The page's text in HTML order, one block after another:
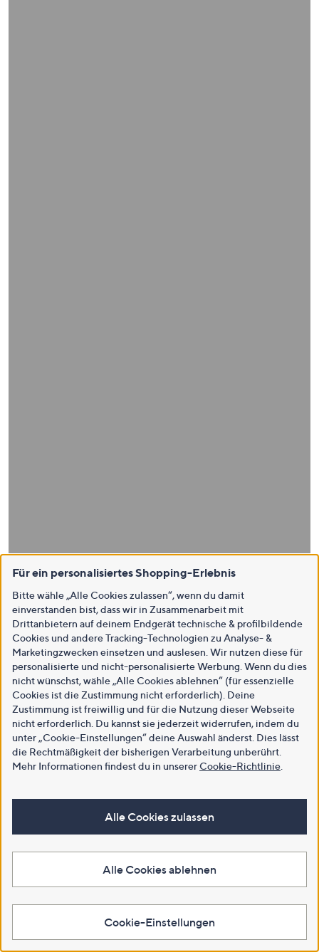
Für ein personalisiertes Shopping-Erlebnis
Bitte wähle „Alle Cookies zulassen“, wenn du damit
einverstanden bist, dass wir in Zusammenarbeit mit
Drittanbietern auf deinem Endgerät technische & profilbildende
Cookies und andere Tracking-Technologien zu Analyse- &
Marketingzwecken einsetzen und auslesen. Wir nutzen diese für
personalisierte und nicht-personalisierte Werbung. Wenn du dies
nicht wünschst, wähle „Alle Cookies ablehnen“ (für essenzielle
Cookies ist die Zustimmung nicht erforderlich). Deine
Zustimmung ist freiwillig und für die Nutzung dieser Webseite
nicht erforderlich. Du kannst sie jederzeit widerrufen, indem du
unter „Cookie-Einstellungen“ deine Auswahl änderst. Dies lässt
die Rechtmäßigkeit der bisherigen Verarbeitung unberührt.
Mehr Informationen findest du in unsererCookie-Richtlinie
Alle Cookies zulassen
Alle Cookies ablehnen
Cookie-Einstellungen